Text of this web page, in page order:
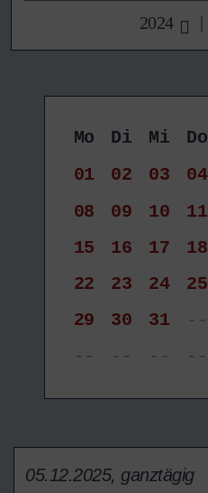
2024 |
Mo Di Mi Do
01
02 03 04
08
09 10 11
15
16 17 18
22
23 24 25
29
30 31 --
--
-- -- --
05.12.2025, ganztägig